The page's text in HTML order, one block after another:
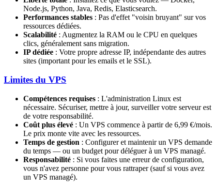
Node.js, Python, Java, Redis, Elasticsearch.
Performances stables : Pas d'effet "voisin bruyant" sur vos
ressources dédiées.
Scalabilité : Augmentez la RAM ou le CPU en quelques
clics, généralement sans migration.
IP dédiée : Votre propre adresse IP, indépendante des autres
sites (important pour les emails et le SSL).
Limites du VPS
Compétences requises : L'administration Linux est
nécessaire. Sécuriser, mettre à jour, surveiller votre serveur est
de votre responsabilité.
Coût plus élevé : Un VPS commence à partir de 6,99 €/mois.
Le prix monte vite avec les ressources.
Temps de gestion : Configurer et maintenir un VPS demande
du temps — ou un budget pour déléguer à un VPS managé.
Responsabilité : Si vous faites une erreur de configuration,
vous n'avez personne pour vous rattraper (sauf si vous avez
un VPS managé).